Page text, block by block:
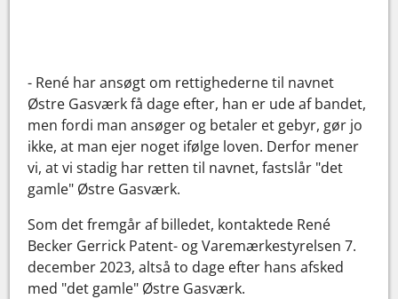
- René har ansøgt om rettighederne til navnet
Østre Gasværk få dage efter, han er ude af bandet,
men fordi man ansøger og betaler et gebyr, gør jo
ikke, at man ejer noget ifølge loven. Derfor mener
vi, at vi stadig har retten til navnet, fastslår "det
gamle" Østre Gasværk.
Som det fremgår af billedet, kontaktede René
Becker Gerrick Patent- og Varemærkestyrelsen 7.
december 2023, altså to dage efter hans afsked
med "det gamle" Østre Gasværk.